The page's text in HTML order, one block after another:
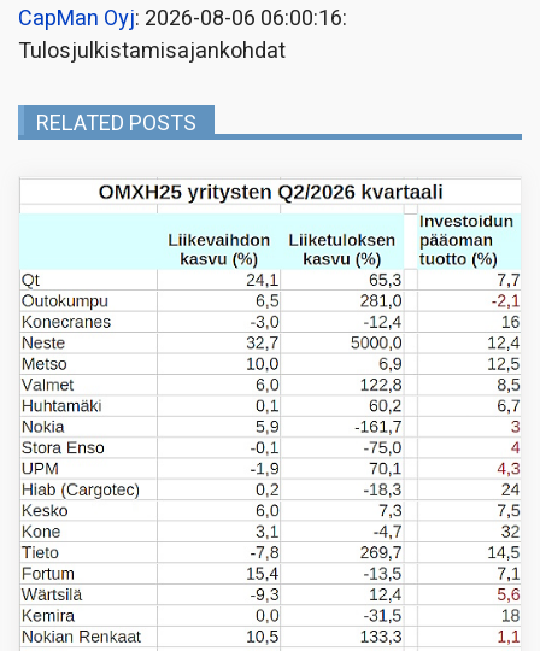
CapMan Oyj: 2026-08-06 06:00:16:
Tulosjulkistamisajankohdat
RELATED POSTS